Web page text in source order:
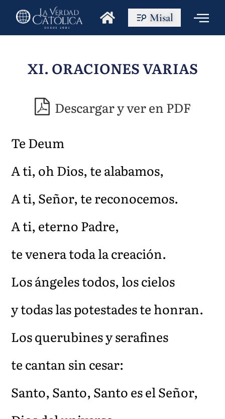
Misal
XI. ORACIONES VARIAS
Descargar y ver en PDF
Te Deum
A ti, oh Dios, te alabamos,
A ti, Señor, te reconocemos.
A ti, eterno Padre,
te venera toda la creación.
Los ángeles todos, los cielos
y todas las potestades te honran.
Los querubines y serafines
te cantan sin cesar:
Santo, Santo, Santo es el Señor,